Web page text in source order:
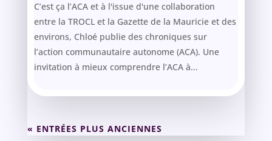
C’est ça l’ACA et à l'issue d'une collaboration
entre la TROCL et la Gazette de la Mauricie et des
environs, Chloé publie des chroniques sur
l’action communautaire autonome (ACA). Une
invitation à mieux comprendre l’ACA à...
« ENTRÉES PLUS ANCIENNES